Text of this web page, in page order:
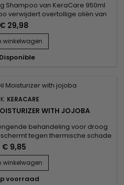
Shampoo van KeraCare 950ml
verwijdert overtollige oliën van
te strippen.&nbsp; Vermindert
beschadigde delen langs
haarpunten.&nbsp;
nagelriemen. Bevat natuurlijke
€ 29,98
winkelwagen
Disponible
KERACARE
WITH JOJOBA
behandeling voor droog
tegen thermische schade
Verrijkt met Castorolie om te
formule, rijk aan,
garandeert een zacht, glanzend
&nbsp;Keracare Oil Moisturizer
olie...
€ 9,85
winkelwagen
voorraad